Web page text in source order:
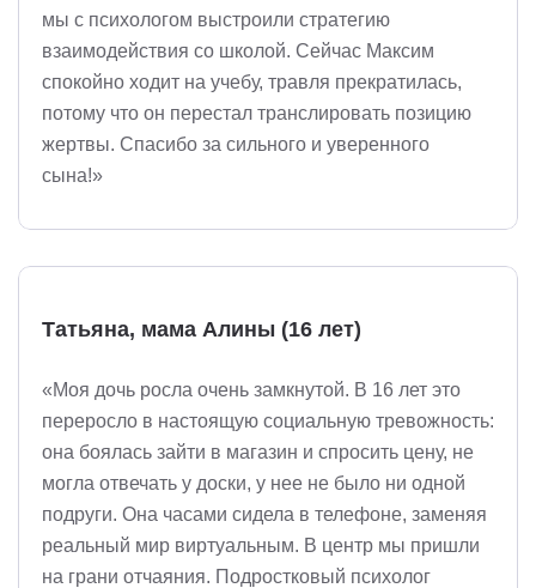
мы с психологом выстроили стратегию
взаимодействия со школой. Сейчас Максим
спокойно ходит на учебу, травля прекратилась,
потому что он перестал транслировать позицию
жертвы. Спасибо за сильного и уверенного
сына!»
Татьяна, мама Алины (16 лет)
«Моя дочь росла очень замкнутой. В 16 лет это
переросло в настоящую социальную тревожность:
она боялась зайти в магазин и спросить цену, не
могла отвечать у доски, у нее не было ни одной
подруги. Она часами сидела в телефоне, заменяя
реальный мир виртуальным. В центр мы пришли
на грани отчаяния. Подростковый психолог